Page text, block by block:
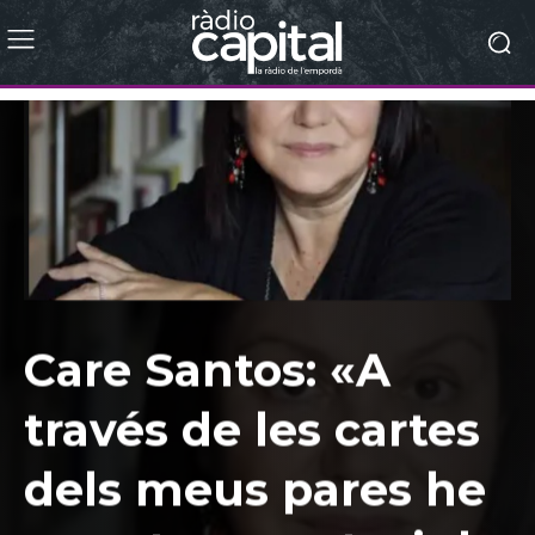
Care Santos: «A
través de les cartes
dels meus pares he